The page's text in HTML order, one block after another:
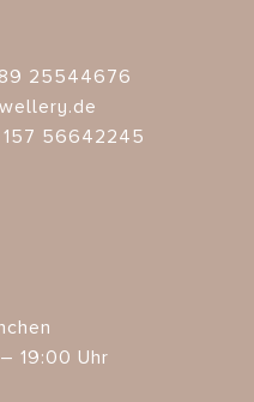
25544676
56642245
19:00 Uhr